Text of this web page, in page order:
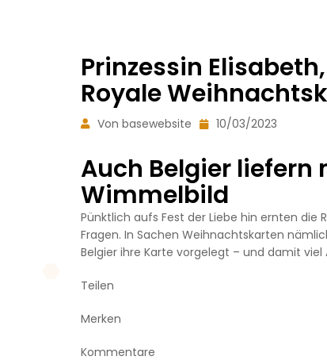
Prinzessin
Royale
Von basewebsite 10/03/2023
Auch Belgier
Wimmelbild
Pünktlich aufs Fest der Liebe hin ernten die
Fragen. In Sachen Weihnachtskarten
Belgier ihre Karte vorgelegt – und damit
Teilen
Merken
Kommentare